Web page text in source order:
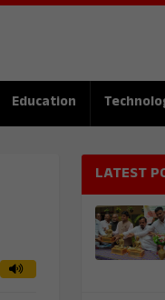
Education
LATEST